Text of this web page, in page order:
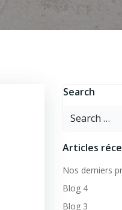
Search
Search
Articles
Nos derniers
Blog 4
Blog 3